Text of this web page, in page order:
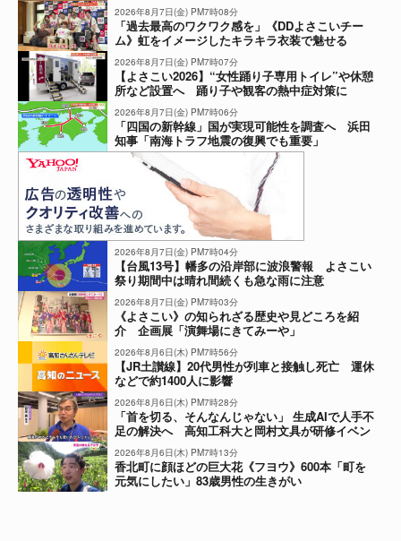
2026年8月7日(金) PM7時08分
「過去最高のワクワク感を」《DDよさこいチー
ム》虹をイメージしたキラキラ衣装で魅せる
2026年8月7日(金) PM7時07分
【よさこい2026】“女性踊り子専用トイレ”や休憩
所など設置へ 踊り子や観客の熱中症対策に
2026年8月7日(金) PM7時06分
「四国の新幹線」国が実現可能性を調査へ 浜田
知事「南海トラフ地震の復興でも重要」
2026年8月7日(金) PM7時04分
【台風13号】幡多の沿岸部に波浪警報 よさこい
祭り期間中は晴れ間続くも急な雨に注意
2026年8月7日(金) PM7時03分
《よさこい》の知られざる歴史や見どころを紹
介 企画展「演舞場にきてみーや」
2026年8月6日(木) PM7時56分
【JR土讃線】20代男性が列車と接触し死亡 運休
などで約1400人に影響
2026年8月6日(木) PM7時28分
「首を切る、そんなんじゃない」 生成AIで人手不
足の解決へ 高知工科大と岡村文具が研修イベン
2026年8月6日(木) PM7時13分
香北町に顔ほどの巨大花《フヨウ》600本「町を
元気にしたい」83歳男性の生きがい